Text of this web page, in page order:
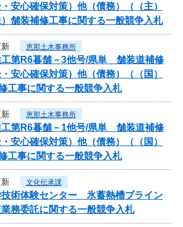
・安心確保対策）他（債務）（（主）
舗装補修工事に関する一般競争入札
恵那土木事務所
工第R6暮舗－3他号/県単 舗装道補修
・安心確保対策）他（債務）（（国）
工事に関する一般競争入札
恵那土木事務所
工第R6暮舗－1他号/県単 舗装道補修
・安心確保対策）他（債務）（（国）
工事に関する一般競争入札
文化伝承課
技術体験センター 氷蓄熱槽ブライン
務委託に関する一般競争入札